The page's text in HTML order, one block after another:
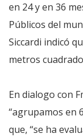
en 24 y en 36
Públicos del
Siccardi indicó
metros
En dialogo con
“agrupamos en
que, “se ha